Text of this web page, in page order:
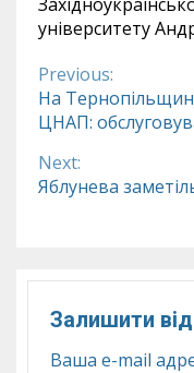
університету
Continue
Reading
Previous:
На
ЦНАП:
Next:
Яблунева
Залишити
Ваша e-mail